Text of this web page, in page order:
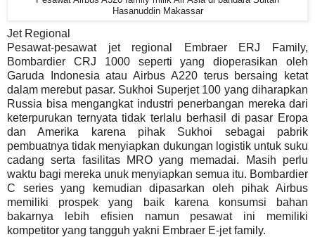
Hasanuddin Makassar
Jet Regional
Pesawat-pesawat jet regional Embraer ERJ Family,
Bombardier CRJ 1000 seperti yang dioperasikan oleh
Garuda Indonesia atau Airbus A220 terus bersaing ketat
dalam merebut pasar. Sukhoi Superjet 100 yang diharapkan
Russia bisa mengangkat industri penerbangan mereka dari
keterpurukan ternyata tidak terlalu berhasil di pasar Eropa
dan Amerika karena pihak Sukhoi sebagai pabrik
pembuatnya tidak menyiapkan dukungan logistik untuk suku
cadang serta fasilitas MRO yang memadai. Masih perlu
waktu bagi mereka unuk menyiapkan semua itu. Bombardier
C series yang kemudian dipasarkan oleh pihak Airbus
memiliki prospek yang baik karena konsumsi bahan
bakarnya lebih efisien namun pesawat ini memiliki
kompetitor yang tangguh yakni Embraer E-jet family.